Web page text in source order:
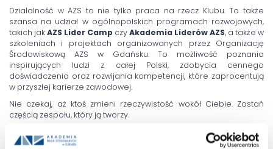
Działalność w AZS to nie tylko praca na rzecz Klubu. To także
szansa na udział w ogólnopolskich programach rozwojowych,
takich jakAZS Lider Camp czyAkademia Liderów AZS, a także w
szkoleniach i projektach organizowanych przez Organizację
Środowiskową AZS w Gdańsku. To możliwość poznania
inspirujących ludzi z całej Polski, zdobycia cennego
doświadczenia oraz rozwijania kompetencji, które zaprocentują
w przyszłej karierze zawodowej.
Nie czekaj, aż ktoś zmieni rzeczywistość wokół Ciebie. Zostań
częścią zespołu, który ją tworzy.
Zapisz się już dziś – działanie zaczynamy przed startem
roku akademickiego 2026/2027. Wspólnie zaplanujemy